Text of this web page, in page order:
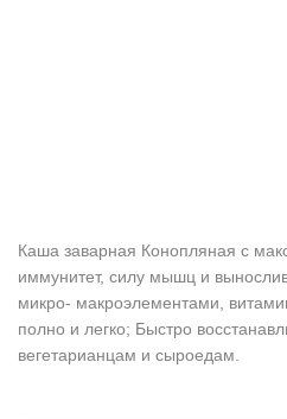
Каша заварная Конопляная с
иммунитет, силу мышц и
микро- макроэлементами,
полно и легко; Быстро
вегетарианцам и сыроедам.